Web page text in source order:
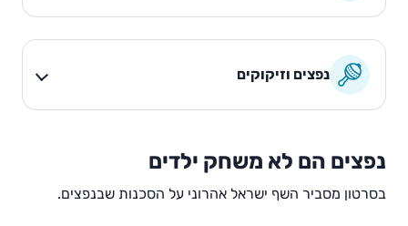
נפצים וזיקוקים
נפצים הם לא משחק ילדים
בסרטון מסביר השף ישראל אהרוני על הסכנות שבנפצים.
00:0
1:3